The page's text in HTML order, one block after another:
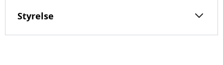
Styrelse